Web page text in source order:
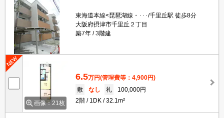
東海道本線<琵琶湖線・･･･/千里丘駅 徒歩8分
大阪府摂津市千里丘２丁目
築7年
3階建
画像：21枚
6.5万円(管理費等：4,900円)
敷
なし 礼
100,000円
2階
1DK 32.1m²